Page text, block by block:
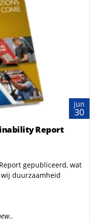
jun
30
Report
gepubliceerd, wat
duurzaamheid